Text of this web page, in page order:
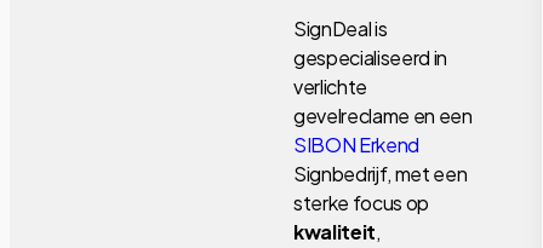
SignDeal is
gespecialiseerd in
verlichte
gevelreclame en een
SIBON Erkend
Signbedrijf, met een
sterke focus op
kwaliteit,